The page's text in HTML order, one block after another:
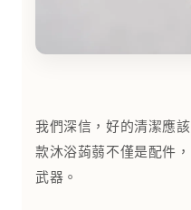
我們深信，好的清潔應
款沐浴蒟蒻不僅是配件
武器。